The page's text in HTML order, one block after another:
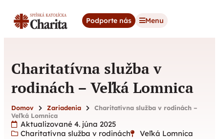
Podporte nás Menu
Charitatívna služba v
rodinách – Veľká Lomnica
Domov Zariadenia
Charitatívna služba v rodinách –
Veľká Lomnica
Aktualizované 4. júna 2025
Charitatívna služba v rodinách
Veľká Lomnica